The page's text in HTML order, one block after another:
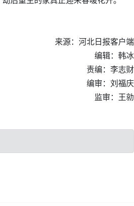
来源：河北日报客户端
编辑：韩冰
责编：李志财
编审：刘福庆
监审：王勍